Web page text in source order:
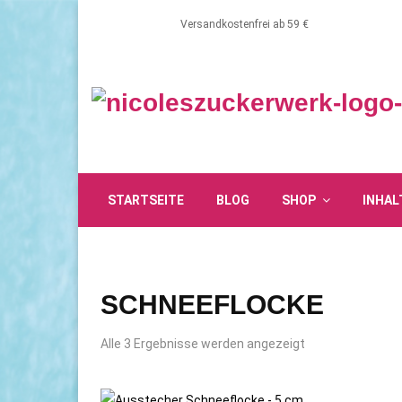
Versandkostenfrei ab 59 €
STARTSEITE BLOG SHOP
SCHNEEFLOCKE
Alle 3 Ergebnisse werden angezeigt